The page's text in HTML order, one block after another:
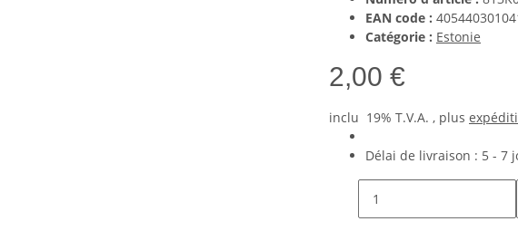
EAN code :
Catégorie : Estonie
2,00 €
inclu 19% T.V.A. , plus
Délai de livraison : 5 - 7